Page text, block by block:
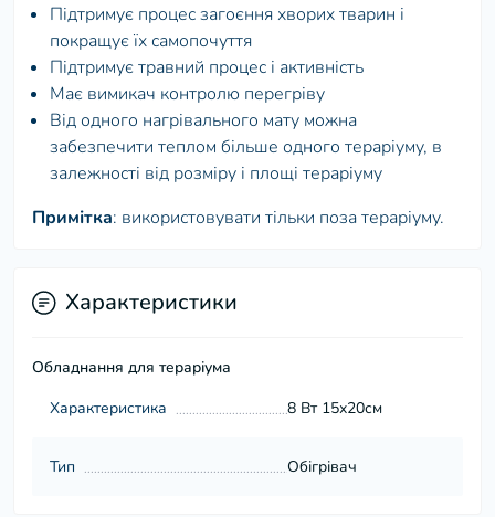
Підтримує процес загоєння хворих тварин і
покращує їх самопочуття
Підтримує травний процес і активність
Має вимикач контролю перегріву
Від одного нагрівального мату можна
забезпечити теплом більше одного тераріуму, в
залежності від розміру і площі тераріуму
Примітка: використовувати тільки поза тераріуму.
Характеристики
Обладнання для тераріума
Характеристика
8 Вт 15х20см
Тип Обігрівач